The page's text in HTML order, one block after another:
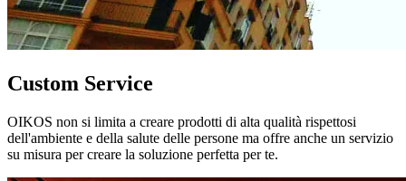
Custom Service
OIKOS non si limita a creare prodotti di alta qualità rispettosi
dell'ambiente e della salute delle persone ma offre anche un servizio
su misura per creare la soluzione perfetta per te.